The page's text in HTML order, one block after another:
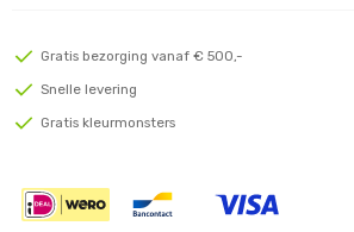
Gratis bezorging vanaf € 500,-
Snelle levering
Gratis kleurmonsters